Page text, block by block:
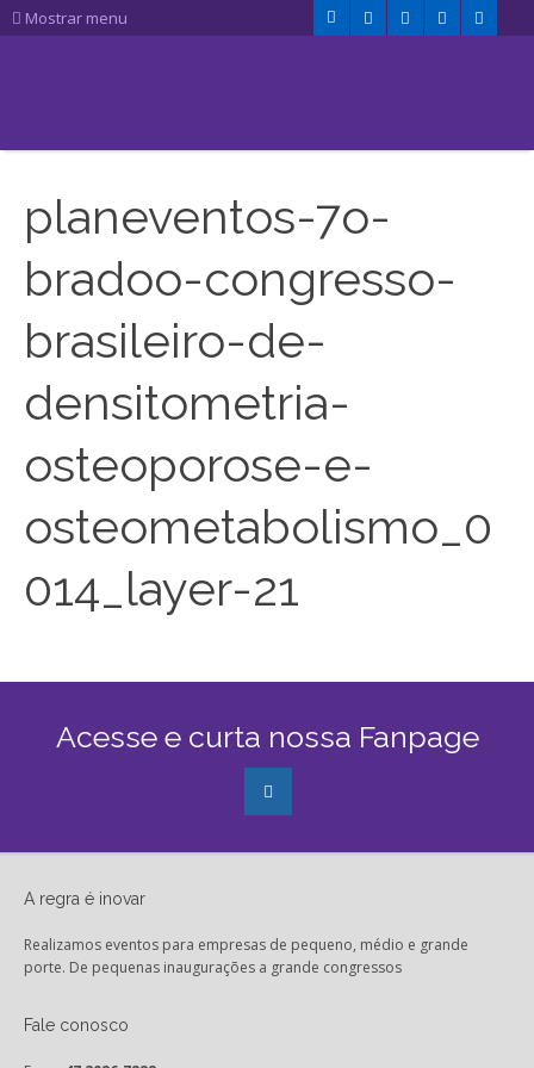
Mostrar menu
planeventos-7o-
bradoo-congresso-
brasileiro-de-
densitometria-
osteoporose-e-
osteometabolismo_0
014_layer-21
Acesse e curta nossa Fanpage
A regra é inovar
Realizamos eventos para empresas de pequeno, médio e grande
porte. De pequenas inaugurações a grande congressos
Fale conosco